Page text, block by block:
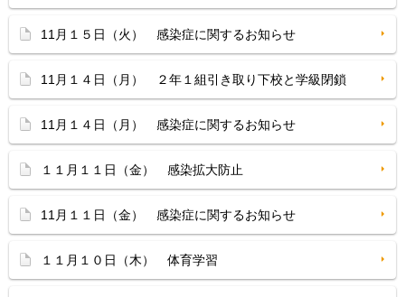
11月１５日（火） 感染症に関するお知らせ
11月１４日（月） ２年１組引き取り下校と学級閉鎖
11月１４日（月） 感染症に関するお知らせ
１１月１１日（金） 感染拡大防止
11月１１日（金） 感染症に関するお知らせ
１１月１０日（木） 体育学習